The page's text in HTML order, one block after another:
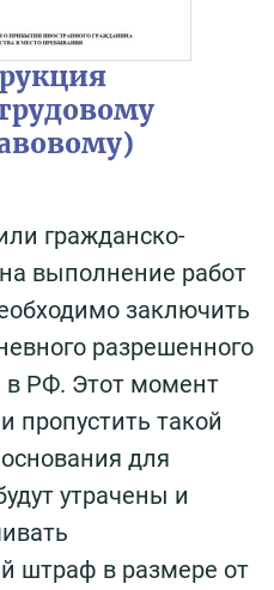
гражданско-
выполнение работ
заключить
разрешенного
в РФ. Этот момент
пропустить такой
для
утрачены и
штраф в размере от